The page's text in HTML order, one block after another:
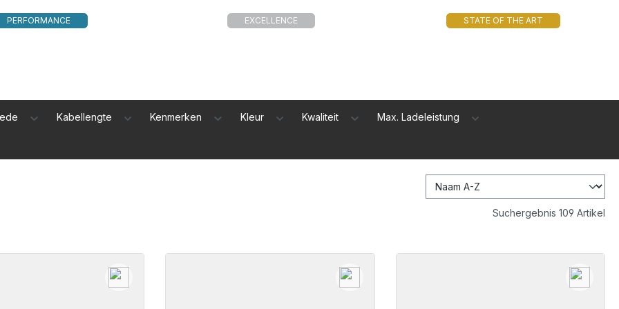
PERFORMANCE EXCELLENCE STATE OF THE ART
Kabellengte Kenmerken Kleur Kwaliteit
Max. Ladeleistung
Suchergebnis 109 Artikel